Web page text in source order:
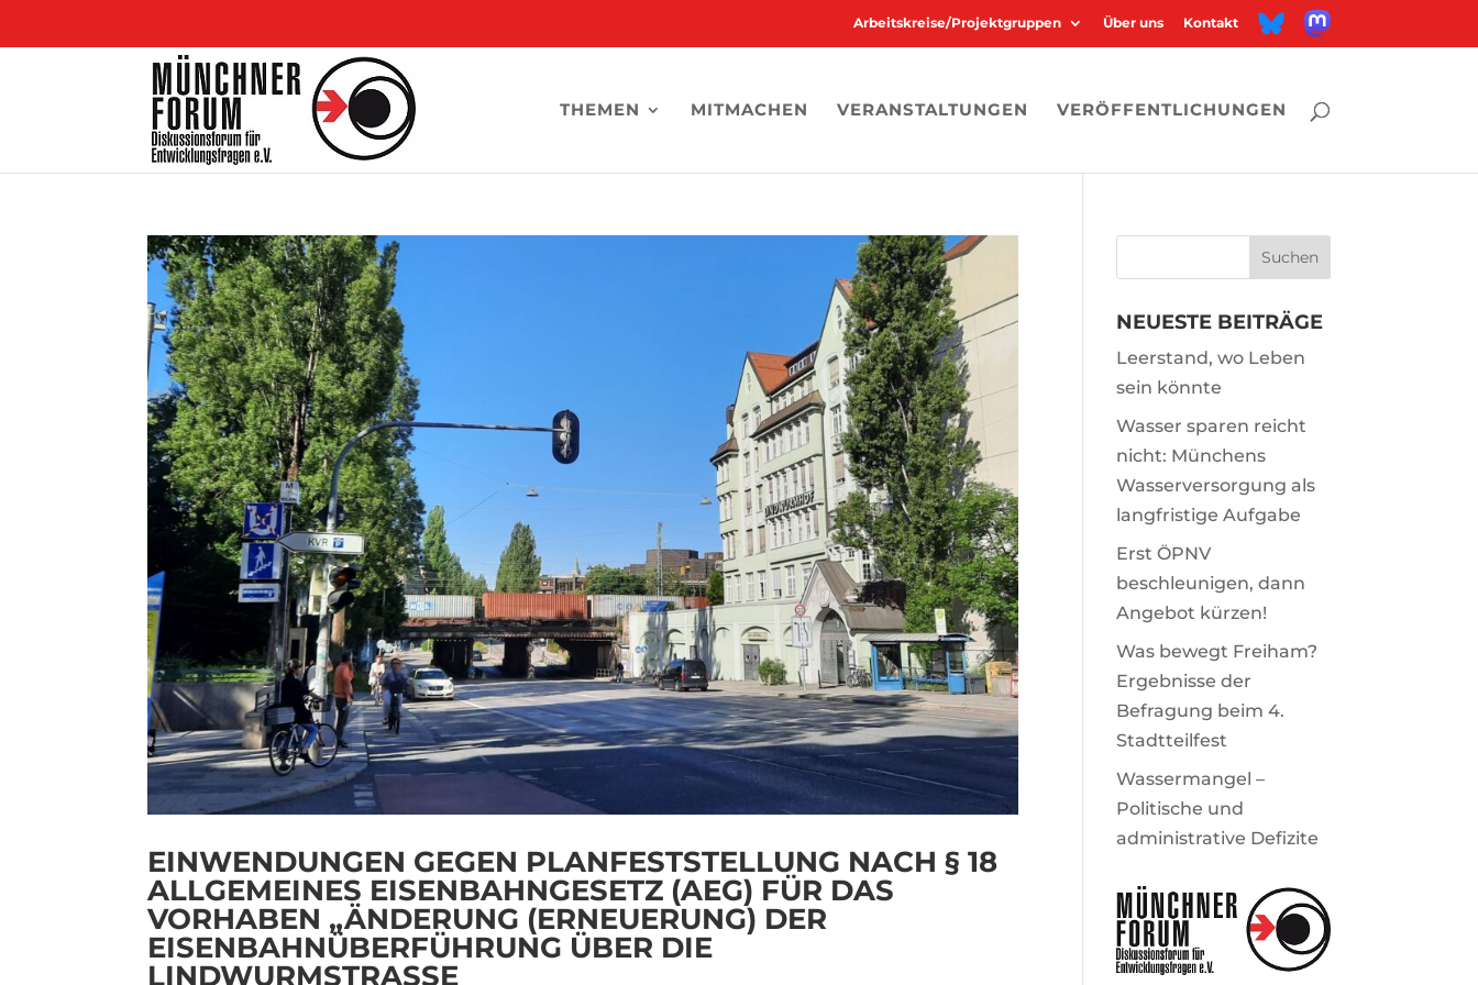
Arbeitskreise/Projektgruppen Über uns Kontakt
B
u
M
a
n
THEMEN MITMACHEN VERANSTALTUNGEN VERÖFFENTLICHUNGEN
EINWENDUNGEN GEGEN PLANFESTSTELLUNG NACH § 18
ALLGEMEINES EISENBAHNGESETZ (AEG) FÜR DAS
VORHABEN „ÄNDERUNG (ERNEUERUNG) DER
EISENBAHNÜBERFÜHRUNG ÜBER DIE
LINDWURMSTRASSE
NEUESTE BEITRÄGE
Leerstand, wo Leben
sein könnte
Wasser sparen reicht
nicht: Münchens
Wasserversorgung als
langfristige Aufgabe
Erst ÖPNV
beschleunigen, dann
Angebot kürzen!
Was bewegt Freiham?
Ergebnisse der
Befragung beim 4.
Stadtteilfest
Wassermangel –
Politische und
administrative Defizite